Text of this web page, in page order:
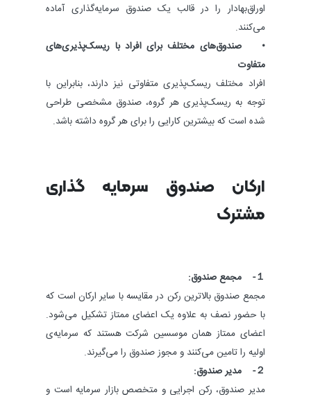
اوراق‌بهادار را در قالب یک صندوق ‌سرمایه‌گذاری آماده
می‌کنند.
• صندوق‌های مختلف برای افراد با ریسک‌پذیری‌های
متفاوت
افراد مختلف ریسک‌پذیری متفاوتی نیز دارند، بنابراین با
توجه به ریسک‌پذیری هر گروه، صندوق مشخصی طراحی
شده‌ است که بیشترین کارایی را برای هر گروه داشته باشد.
ارکان صندوق سرمایه‌ گذاری
مشترک
１- مجمع صندوق:
مجمع صندوق بالاترین رکن در مقایسه با سایر ارکان است که
با حضور نصف به علاوه یک اعضای ممتاز تشکیل می‌شود.
اعضای ممتاز همان موسسین شرکت هستند که سرمایه‌ی
اولیه را تامین می‌کنند و مجوز صندوق را می‌گیرند.
２- مدیر صندوق:
مدیر صندوق، رکن اجرایی و متخصص بازار سرمایه است و